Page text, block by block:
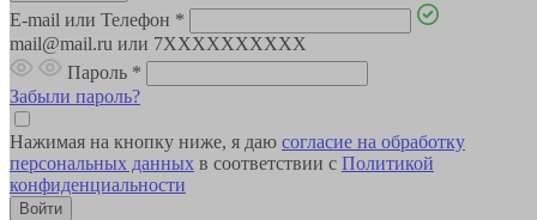
E-mail или Телефон *
mail@mail.ru или 7XXXXXXXXXX
Пароль *
Забыли пароль?
Нажимая на кнопку ниже, я даю согласие на обработку
персональных данных в соответствии с Политикой
конфиденциальности